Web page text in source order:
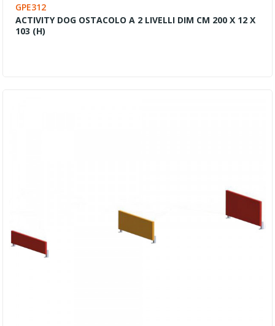
GPE312
ACTIVITY DOG OSTACOLO A 2 LIVELLI DIM CM 200 X 12 X
103 (H)